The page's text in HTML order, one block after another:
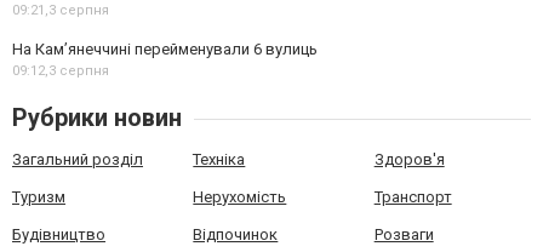
09:21,3 серпня
На Камʼянеччині перейменували 6 вулиць
09:12,3 серпня
Рубрики новин
Загальний розділ Техніка Здоров'я
Туризм Нерухомість Транспорт
Будівництво Відпочинок Розваги